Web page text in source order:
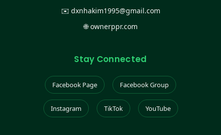
✉️ dxnhakim1995@gmail.com
🌐ownerppr.com
Stay Connected
Facebook Page Facebook Group
Instagram TikTok YouTube